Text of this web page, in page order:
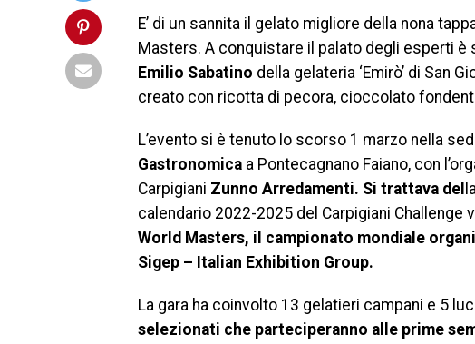
E’ di un sannita il gelato migliore della nona
Masters. A conquistare il palato degli esperti è
Emilio Sabatino della gelateria ‘Emirò’ di San
creato con ricotta di pecora, cioccolato
L’evento si è tenuto lo scorso 1 marzo nella
Gastronomica a Pontecagnano Faiano, con
Carpigiani Zunno Arredamenti. Si trattava del
calendario 2022-2025 del Carpigiani Challenge
World Masters, il campionato mondiale
Sigep – Italian Exhibition Group.
La gara ha coinvolto 13 gelatieri campani e 5
selezionati che parteciperanno alle prime